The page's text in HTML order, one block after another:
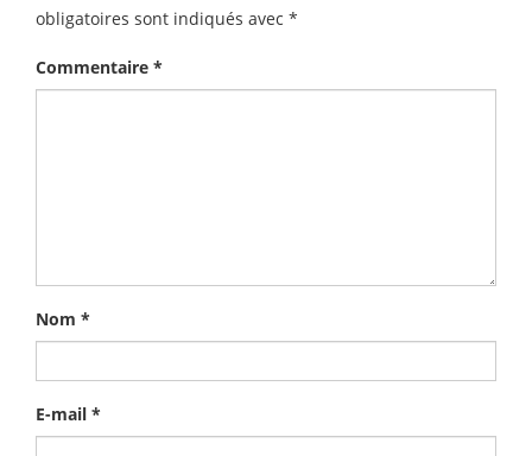
obligatoires sont indiqués avec *
Commentaire *
Nom *
E-mail *